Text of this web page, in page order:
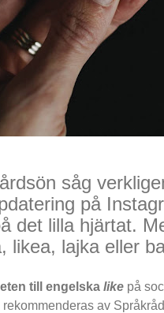
såg
på
det lilla hjärtat.
likea, lajka eller
till engelska like på
av